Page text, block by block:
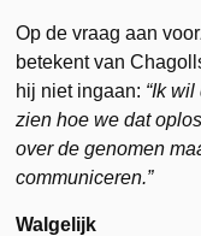
Op de vraag aan
betekent van
hij niet ingaan: “Ik
zien hoe we dat
over de genomen
communiceren.”
Walgelijk